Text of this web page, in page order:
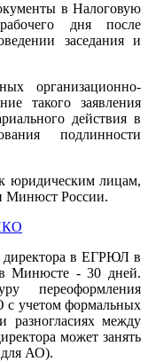
в Налоговую
дня после
заседания и
организационно-
такого заявления
действия в
подлинности
юридическим лицам,
Минюст России.
директора в ЕГРЮЛ в
Минюсте - 30 дней.
переоформления
с учетом формальных
разногласиях между
может занять
АО).